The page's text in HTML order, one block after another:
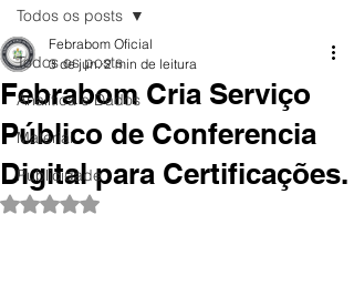
Todos os posts
Analítica e Dados
Material
Publicidade
Todos os posts
Febrabom Cria Serviço
Público de Conferencia
Digital para Certificações.
Febrabom Oficial
3 de jun. 2 min de leitura
Avaliado com NaN de 5 estrelas.